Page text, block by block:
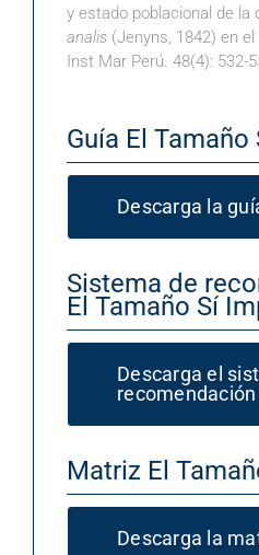
y estado poblacional de la
analis(Jenyns, 1842) en
Inst Mar Perú. 48(4): 532-
Guía El
Descarga la
Sistema de
El Tamaño Sí
Descarga el
recomendación
Matriz El
Descarga la